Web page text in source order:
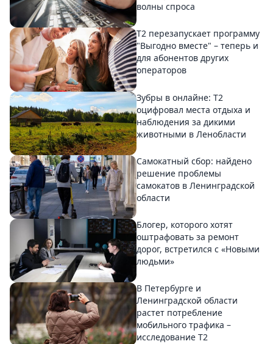
волны спроса
Т2 перезапускает программу
"Выгодно вместе" – теперь и
для абонентов других
операторов
Зубры в онлайне: Т2
оцифровал места отдыха и
наблюдения за дикими
животными в Ленобласти
Самокатный сбор: найдено
решение проблемы
самокатов в Ленинградской
области
Блогер, которого хотят
оштрафовать за ремонт
дорог, встретился с «Новыми
людьми»
В Петербурге и
Ленинградской области
растет потребление
мобильного трафика –
исследование T2